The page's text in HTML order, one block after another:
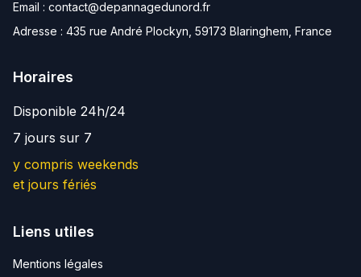
Email : contact@depannagedunord.fr
Adresse : 435 rue André Plockyn, 59173 Blaringhem, France
Horaires
Disponible 24h/24
7 jours sur 7
y compris weekends
et jours fériés
Liens utiles
Mentions légales